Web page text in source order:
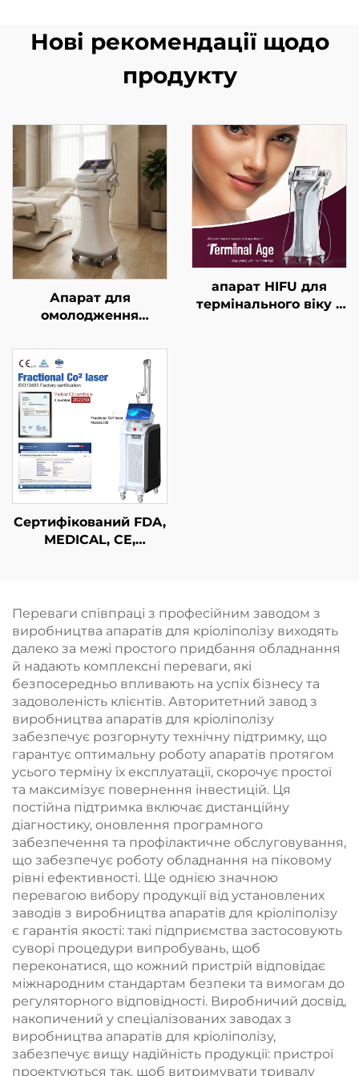
Нові рекомендації щодо
продукту
Апарат для
омолодження
мікроголковим RF-
впливом подвійної
частоти 1/2 МГц
апарат HIFU для
термінального віку з
Сертифікований FDA,
MEDICAL, CE,
Переваги співпраці з професійним заводом з
виробництва апаратів для кріоліполізу виходять
далеко за межі простого придбання обладнання
й надають комплексні переваги, які
безпосередньо впливають на успіх бізнесу та
задоволеність клієнтів. Авторитетний завод з
виробництва апаратів для кріоліполізу
забезпечує розгорнуту технічну підтримку, що
гарантує оптимальну роботу апаратів протягом
усього терміну їх експлуатації, скорочує простої
та максимізує повернення інвестицій. Ця
постійна підтримка включає дистанційну
діагностику, оновлення програмного
забезпечення та профілактичне обслуговування,
що забезпечує роботу обладнання на піковому
рівні ефективності. Ще однією значною
перевагою вибору продукції від установлених
заводів з виробництва апаратів для кріоліполізу
є гарантія якості: такі підприємства застосовують
суворі процедури випробувань, щоб
переконатися, що кожний пристрій відповідає
міжнародним стандартам безпеки та вимогам до
регуляторного відповідності. Виробничий досвід,
накопичений у спеціалізованих заводах з
виробництва апаратів для кріоліполізу,
забезпечує вищу надійність продукції: пристрої
проектуються так, щоб витримувати тривалу